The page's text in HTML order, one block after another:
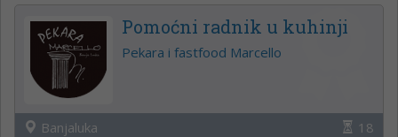
Pomoćni radnik u kuhinji
Pekara i fastfood Marcello
Banjaluka 18